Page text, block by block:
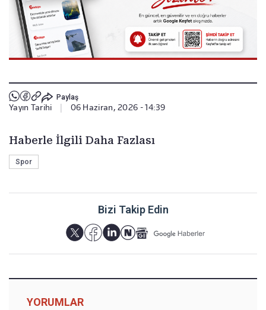
Paylaş
Yayın Tarihi 06 Haziran, 2026 - 14:39
Haberle İlgili Daha Fazlası
Spor
Bizi Takip Edin
YORUMLAR